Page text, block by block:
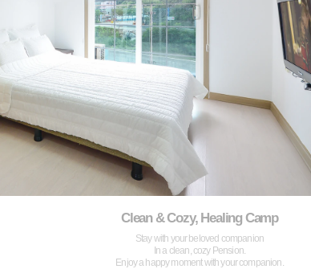
Clean & Cozy, Healing Camp
Stay with your beloved companion
In a clean, cozy Pension.
Enjoy a happy moment with your companion.